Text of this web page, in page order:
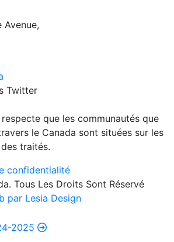
Twitter
que les communautés que
le Canada sont situées sur les
traités.
confidentialité
Tous Les Droits Sont Réservé
par Lesia Design
2025